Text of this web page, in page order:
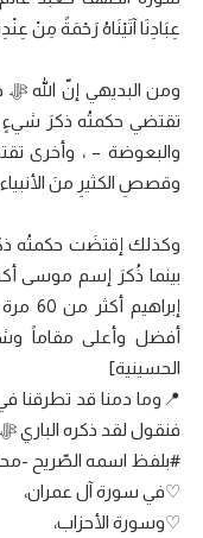
عِبَادِنَا آتَيْنَاهُ رَحْمَةً مِنْ عِنْدِنَا
ومن البديهي إنّ الله
تقتضي حكمتُه ذكرَ شيءٍ
والبعوضة – ، وأخرى
وقصصِ الكثيرِ منَ
أفضل وأعلى مقاماً
الحسينية]
📍وما دمنا قد تطرقنا
فنقول لقد ذكره الباري ﷻ
#بلفظ اسمه الصّريح -
♡في سورة آل عمران،
♡وسورة الأحزاب،